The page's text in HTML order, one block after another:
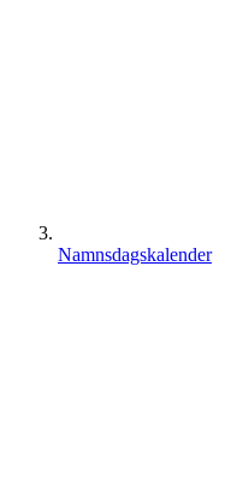
Namnsdagskalender